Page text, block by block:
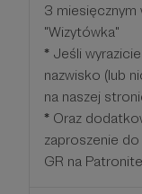
3 miesięcznym
"Wizytówka"
* Jeśli
nazwisko (lub
na naszej
* Oraz
zaproszenie
GR na